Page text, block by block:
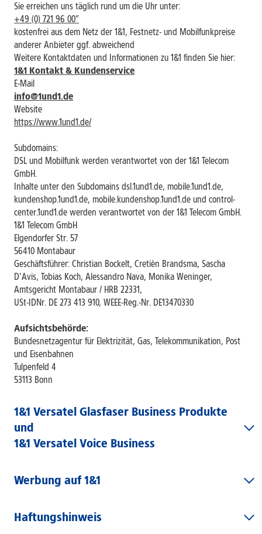
Sie erreichen uns täglich rund um die Uhr unter:
+49 (0) 721 96 00″
kostenfrei aus dem Netz der 1&1, Festnetz- und Mobilfunkpreise
anderer Anbieter ggf. abweichend
Weitere Kontaktdaten und Informationen zu 1&1 finden Sie hier:
1&1 Kontakt & Kundenservice
E-Mail
info@1und1.de
Website
https://www.1und1.de/
Subdomains:
DSL und Mobilfunk werden verantwortet von der 1&1 Telecom
GmbH.
Inhalte unter den Subdomains dsl.1und1.de, mobile.1und1.de,
kundenshop.1und1.de, mobile.kundenshop.1und1.de und control-
center.1und1.de werden verantwortet von der 1&1 Telecom GmbH.
1&1 Telecom GmbH
Elgendorfer Str. 57
56410 Montabaur
Geschäftsführer: Christian Bockelt, Cretièn Brandsma, Sascha
D’Avis, Tobias Koch, Alessandro Nava, Monika Weninger,
Amtsgericht Montabaur / HRB 22331,
USt-IDNr. DE 273 413 910, WEEE-Reg.-Nr. DE13470330
Aufsichtsbehörde:
Bundesnetzagentur für Elektrizität, Gas, Telekommunikation, Post
und Eisenbahnen
Tulpenfeld 4
53113 Bonn
1&1 Versatel Glasfaser Business Produkte
und
1&1 Versatel Voice Business
Werbung auf 1&1
Haftungshinweis